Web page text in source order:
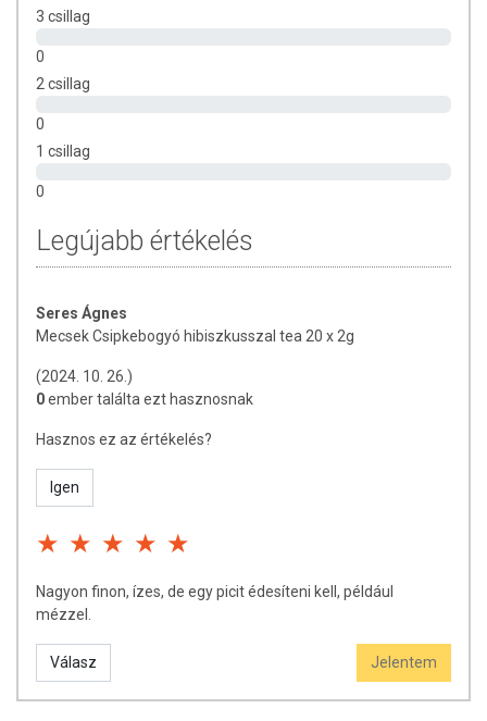
3 csillag
0
2 csillag
0
1 csillag
0
Legújabb értékelés
Seres Ágnes
Mecsek Csipkebogyó hibiszkusszal tea 20 x 2g
(2024. 10. 26.)
0ember találta ezt hasznosnak
Hasznos ez az értékelés?
Igen
Nagyon finon, ízes, de egy picit édesíteni kell, például
mézzel.
Válasz Jelentem